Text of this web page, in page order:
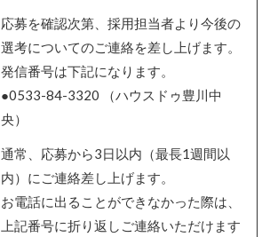
応募を確認次第、採用担当者より今後の
選考についてのご連絡を差し上げます。
発信番号は下記になります。
●0533-84-3320 （ハウスドゥ豊川中
央）
通常、応募から3日以内（最長1週間以
内）にご連絡差し上げます。
お電話に出ることができなかった際は、
上記番号に折り返しご連絡いただけます